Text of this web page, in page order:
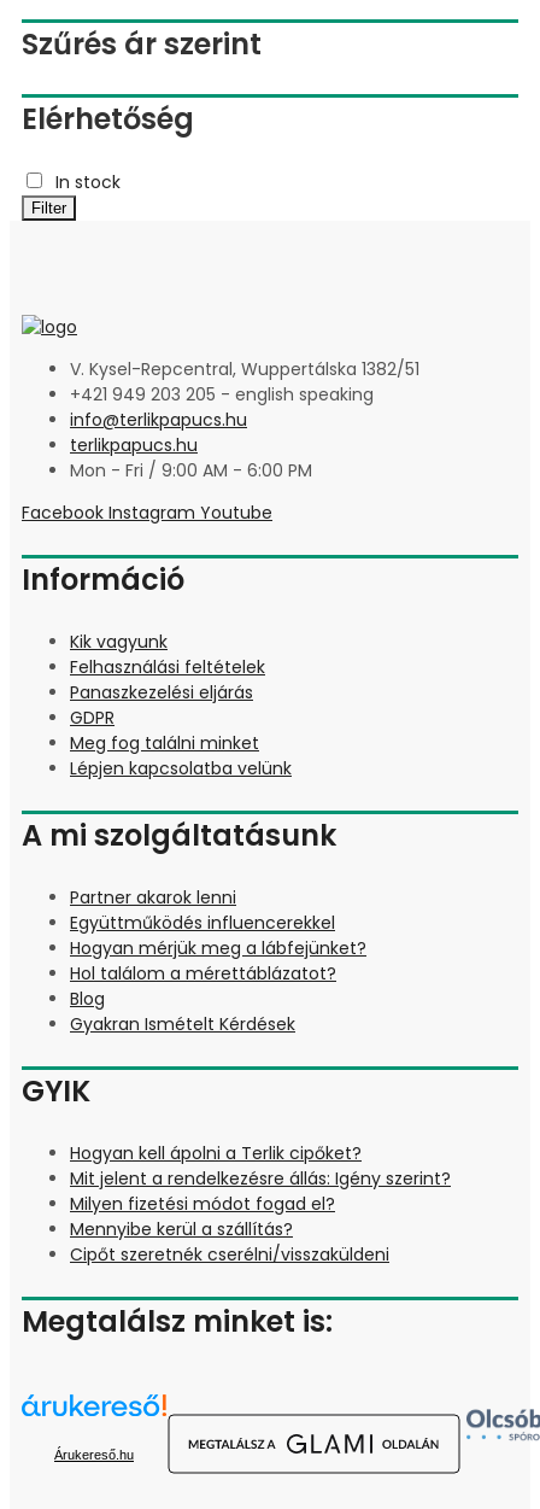
Szűrés ár szerint
Elérhetőség
In stock
Filter
V. Kysel-Repcentral, Wuppertálska 1382/51
+421 949 203 205 - english speaking
info@terlikpapucs.hu
terlikpapucs.hu
Mon - Fri / 9:00 AM - 6:00 PM
Facebook Instagram Youtube
Információ
Kik vagyunk
Felhasználási feltételek
Panaszkezelési eljárás
GDPR
Meg fog találni minket
Lépjen kapcsolatba velünk
A mi szolgáltatásunk
Partner akarok lenni
Együttműködés influencerekkel
Hogyan mérjük meg a lábfejünket?
Hol találom a mérettáblázatot?
Blog
Gyakran Ismételt Kérdések
GYIK
Hogyan kell ápolni a Terlik cipőket?
Mit jelent a rendelkezésre állás: Igény szerint?
Milyen fizetési módot fogad el?
Mennyibe kerül a szállítás?
Cipőt szeretnék cserélni/visszaküldeni
Megtalálsz minket is:
Árukereső.hu